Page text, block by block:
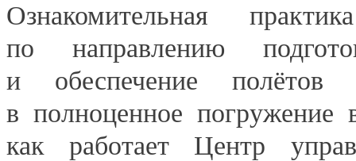
Ознакомительная
по направлению
и обеспечение полётов
в полноценное погружение
как работает Центр